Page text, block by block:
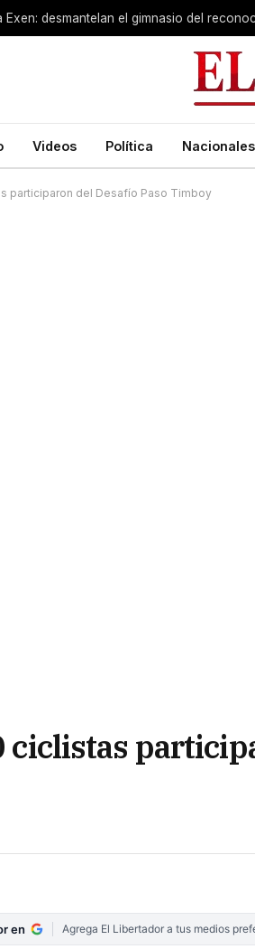
Exen: desmantelan el gimnasio del
Videos Política Nacionales
participaron del Desafío Paso Timboy
ciclistas
en Agrega El Libertador a tus medios